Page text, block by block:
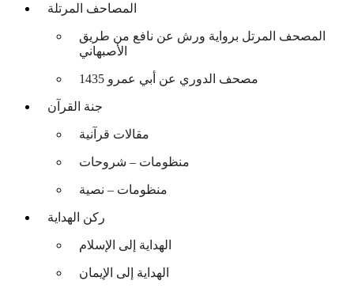
المصاحف المرتلة
المصحف المرتل برواية ورش عن نافع من طريق
الأصبهاني
مصحف الدوري عن أبي عمرو 1435
جنة القرآن
مقالات قرآنية
منظومات – شروحات
منظومات – نصية
ركن الهداية
الهداية إلى الإسلام
الهداية إلى الإيمان